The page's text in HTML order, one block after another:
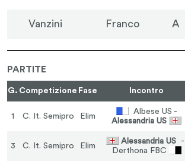
Vanzini Franco A
PARTITE
G. Competizione Fase Incontro
1 C. It. Semipro Elim
Albese US -
Alessandria US
3 C. It. Semipro Elim
Alessandria US -
Derthona FBC